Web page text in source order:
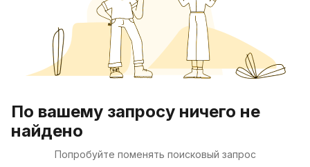
По вашему запросу ничего не
найдено
Попробуйте поменять поисковый запрос